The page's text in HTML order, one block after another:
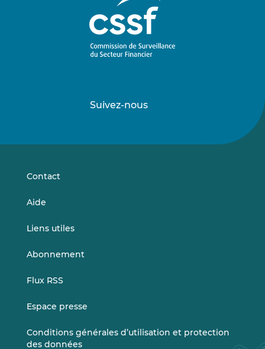
Suivez-nous
sursur
Contact
Aide
Liens utiles
Abonnement
Flux RSS
Espace presse
Conditions générales d’utilisation et protection
des données